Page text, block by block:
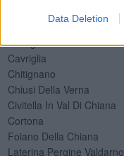
Data Deletion
Castiglion Fibocchi
Castiglion Fiorentino
Cavriglia
Chitignano
Chiusi Della Verna
Civitella In Val Di Chiana
Cortona
Foiano Della Chiana
Laterina Pergine Valdarno